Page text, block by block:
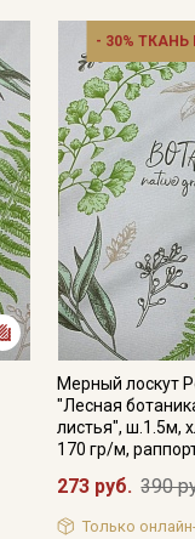
- 30%
Мерный лоскут
"Лесная
листья", ш.1.5м,
170 гр/м,
273 руб. 390
Только